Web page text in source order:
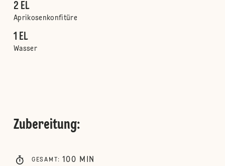
2 EL
Aprikosenkonfitüre
1 EL
Wasser
Zubereitung:
GESAMT : 100 MIN